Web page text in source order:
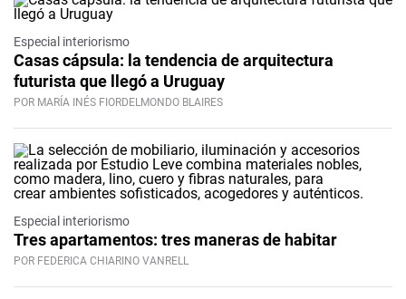
Especial interiorismo
Casas cápsula: la tendencia de arquitectura
futurista que llegó a Uruguay
POR MARÍA INÉS FIORDELMONDO BLAIRES
Especial interiorismo
Tres apartamentos: tres maneras de habitar
POR FEDERICA CHIARINO VANRELL